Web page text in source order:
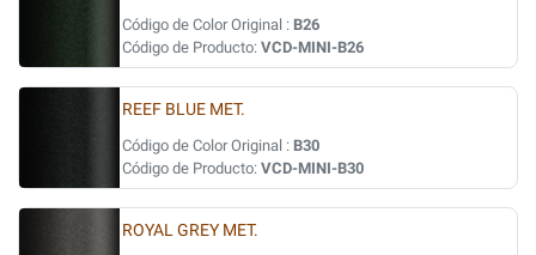
Código de Color Original : B26
Código de Producto: VCD-MINI-B26
REEF BLUE MET.
Código de Color Original : B30
Código de Producto: VCD-MINI-B30
ROYAL GREY MET.